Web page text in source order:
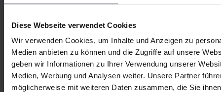
Diese Webseite verwendet Cookies
Wir verwenden Cookies, um Inhalte und Anzeigen zu
Medien anbieten zu können und die Zugriffe auf unsere
geben wir Informationen zu Ihrer Verwendung unserer
Medien, Werbung und Analysen weiter. Unsere Partner
möglicherweise mit weiteren Daten zusammen, die Sie
m2100000178551
E-Mail an einen Freund
Beschreibung
Beschreibung /Polster Maritim
Ein fröhlicher Farbtupfer für dein Zuhause: Der handgefertigte Polster
„Maritim“ bringt Frühlingslaune ins Wohnzimmer oder Kinderzimmer.